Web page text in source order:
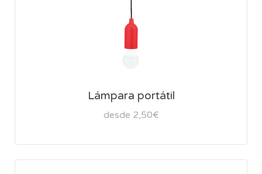
Lámpara portátil
desde 2,50€